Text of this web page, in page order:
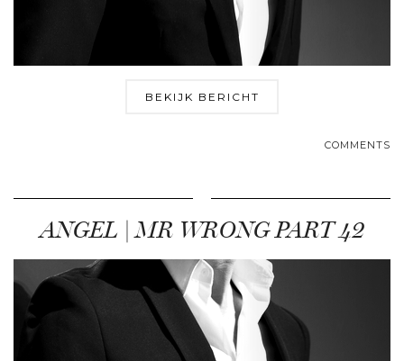
BEKIJK BERICHT
COMMENTS
ANGEL | MR WRONG PART 42